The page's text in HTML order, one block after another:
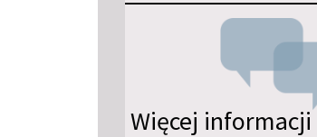
Więcej informacji